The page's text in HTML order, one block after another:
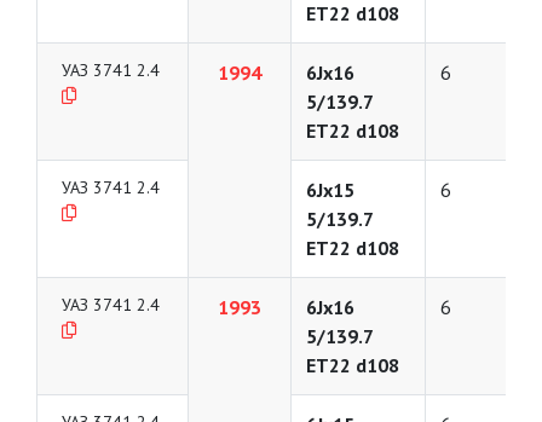
ET22 d108
УАЗ 3741 2.4 1994
6Jx16
5/139.7
ET22 d108
6
УАЗ 3741 2.4
6Jx15
5/139.7
ET22 d108
6
УАЗ 3741 2.4 1993
6Jx16
5/139.7
ET22 d108
6